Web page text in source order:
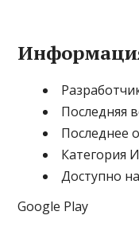
Последняя
Последнее
Категория
Доступно на
Google Play